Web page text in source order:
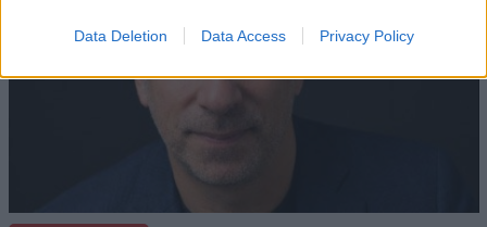
Data Deletion Data Access Privacy Policy